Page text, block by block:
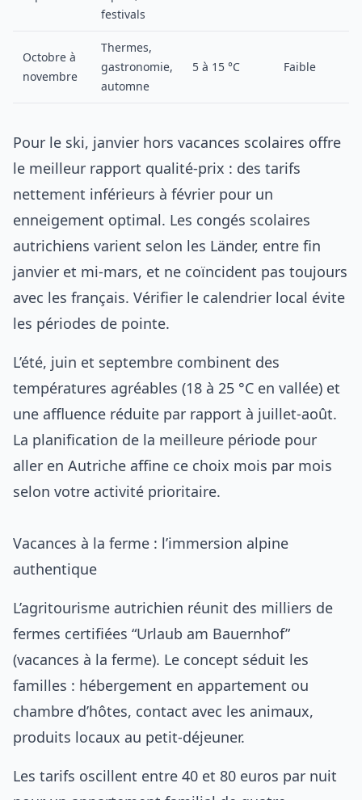
festivals
Octobre à
novembre
Thermes,
gastronomie,
automne
5 à 15 °C Faible
Pour le ski, janvier hors vacances scolaires offre
le meilleur rapport qualité-prix : des tarifs
nettement inférieurs à février pour un
enneigement optimal. Les congés scolaires
autrichiens varient selon les Länder, entre fin
janvier et mi-mars, et ne coïncident pas toujours
avec les français. Vérifier le calendrier local évite
les périodes de pointe.
L’été, juin et septembre combinent des
températures agréables (18 à 25 °C en vallée) et
une affluence réduite par rapport à juillet-août.
La planification de la meilleure période pour
aller en Autriche affine ce choix mois par mois
selon votre activité prioritaire.
Vacances à la ferme : l’immersion alpine
authentique
L’agritourisme autrichien réunit des milliers de
fermes certifiées “Urlaub am Bauernhof”
(vacances à la ferme). Le concept séduit les
familles : hébergement en appartement ou
chambre d’hôtes, contact avec les animaux,
produits locaux au petit-déjeuner.
Les tarifs oscillent entre 40 et 80 euros par nuit